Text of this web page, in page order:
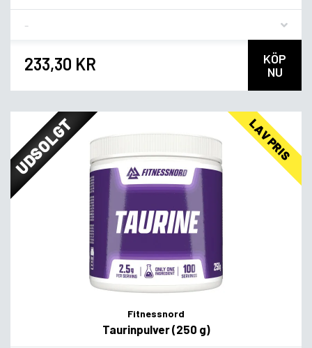
233,30 KR
KÖP
NU
UDSOLGT LAV PRIS
Fitnessnord
Taurinpulver (250 g)